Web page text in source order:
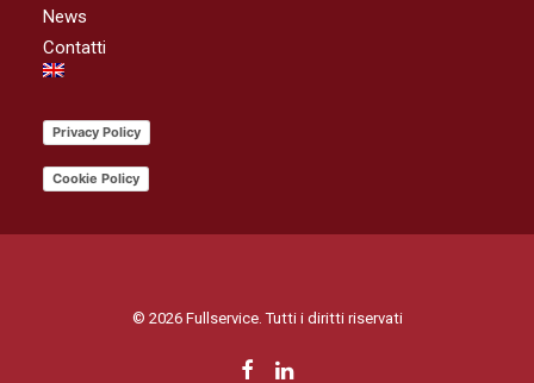
News
Contatti
Privacy Policy
Cookie Policy
© 2026 Fullservice. Tutti i diritti riservati